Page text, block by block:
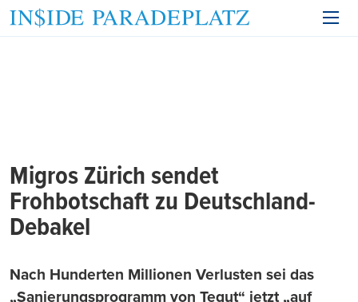
Migros Zürich sendet
Frohbotschaft zu Deutschland-
Debakel
Nach Hunderten Millionen Verlusten sei das
„Sanierungsprogramm von Tegut“ jetzt „auf